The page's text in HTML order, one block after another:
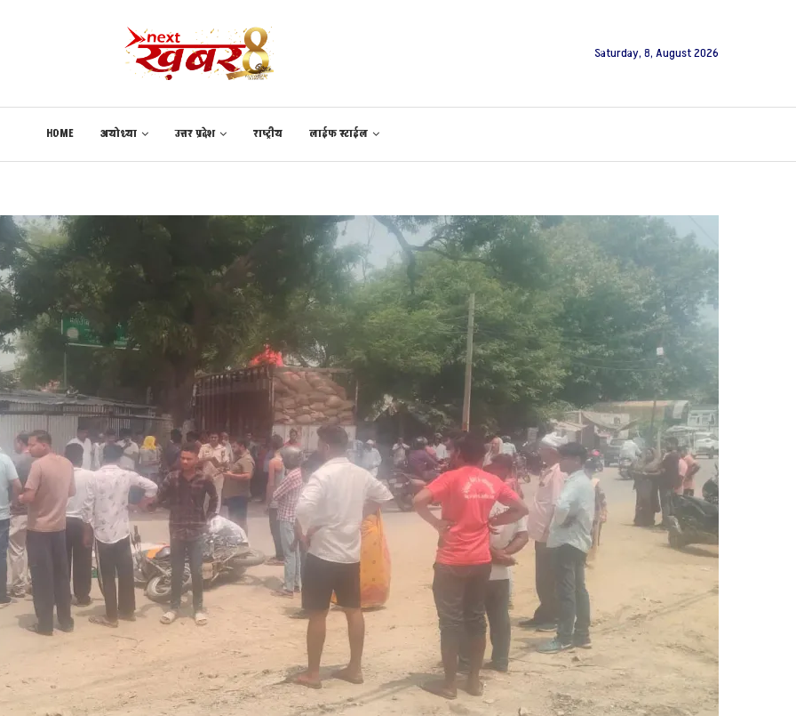
Saturday, 8, August 2026
HOME अयोध्या उत्तर प्रदेश राष्ट्रीय लाईफ स्टाईल